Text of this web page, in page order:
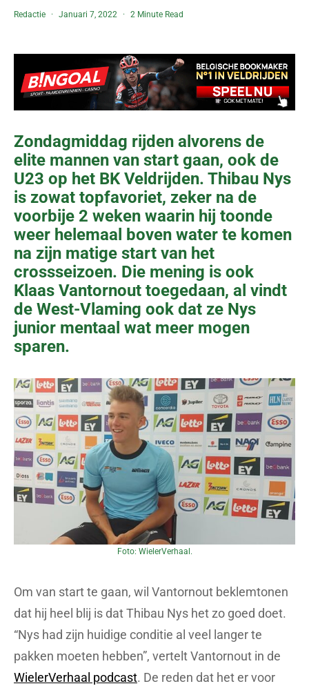
Redactie Januari 7, 2022 2 Minute Read
Zondagmiddag rijden alvorens de
elite mannen van start gaan, ook de
U23 op het BK Veldrijden. Thibau Nys
is zowat topfavoriet, zeker na de
voorbije 2 weken waarin hij toonde
weer helemaal boven water te komen
na zijn matige start van het
crossseizoen. Die mening is ook
Klaas Vantornout toegedaan, al vindt
de West-Vlaming ook dat ze Nys
junior mentaal wat meer mogen
sparen.
Foto: WielerVerhaal.
Om van start te gaan, wil Vantornout beklemtonen
dat hij heel blij is dat Thibau Nys het zo goed doet.
“Nys had zijn huidige conditie al veel langer te
pakken moeten hebben”, vertelt Vantornout in de
WielerVerhaal podcast. De reden dat het er voor